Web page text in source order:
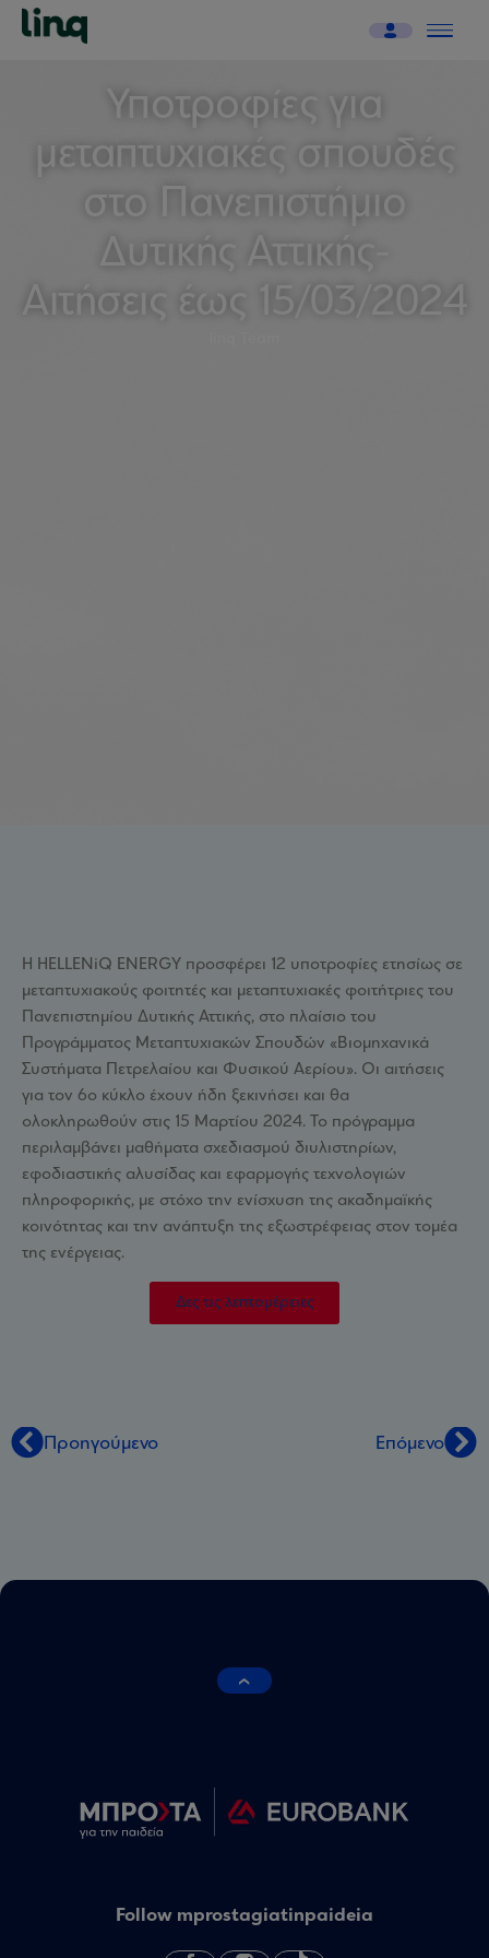
Υποτροφίες για
μεταπτυχιακές σπουδές
στο Πανεπιστήμιο
Δυτικής Αττικής-
Αιτήσεις έως 15/03/2024
Η HELLENiQ ENERGY προσφέρει 12 υποτροφίες ετησίως σε
μεταπτυχιακούς φοιτητές και μεταπτυχιακές φοιτήτριες του
Πανεπιστημίου Δυτικής Αττικής, στο πλαίσιο του
Προγράμματος Μεταπτυχιακών Σπουδών «Βιομηχανικά
Συστήματα Πετρελαίου και Φυσικού Αερίου». Οι αιτήσεις
για τον 6ο κύκλο έχουν ήδη ξεκινήσει και θα
ολοκληρωθούν στις 15 Μαρτίου 2024. Το πρόγραμμα
περιλαμβάνει μαθήματα σχεδιασμού διυλιστηρίων,
εφοδιαστικής αλυσίδας και εφαρμογής τεχνολογιών
πληροφορικής, με στόχο την ενίσχυση της ακαδημαϊκής
κοινότητας και την ανάπτυξη της εξωστρέφειας στον τομέα
της ενέργειας.
Δες τις λεπτομέρειες
Προηγούμενο Επόμενο
Follow mprostagiatinpaideia